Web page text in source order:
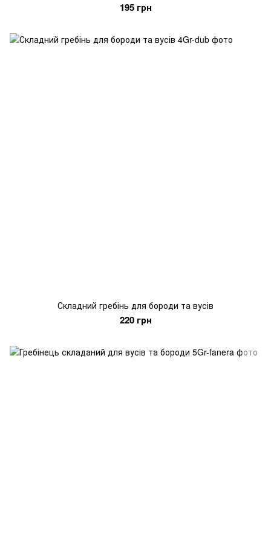
195 грн
Складний гребінь для бороди та вусів
220 грн